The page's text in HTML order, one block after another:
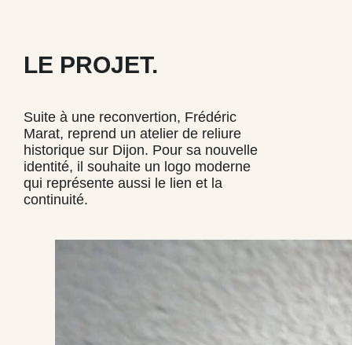
LE PROJET.
Suite à une reconvertion, Frédéric
Marat, reprend un atelier de reliure
historique sur Dijon. Pour sa nouvelle
identité, il souhaite un logo moderne
qui représente aussi le lien et la
continuité.